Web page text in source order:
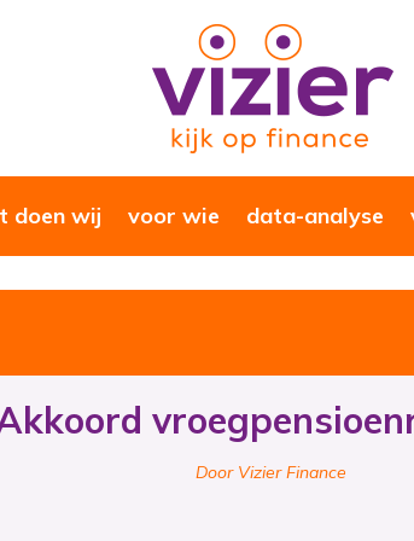
doen wij voor wie data-analyse
Door Vizier Finance